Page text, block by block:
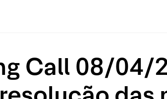
Call 08/04/